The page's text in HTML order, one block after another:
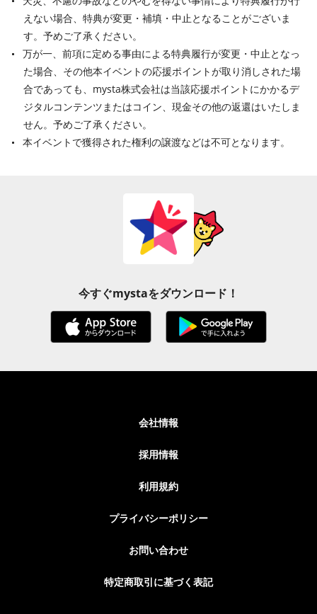
えない場合、特典が変更・補填・中止となることがございま
す。予めご了承ください。
万が一、前項に定める事由による特典履行が変更・中止となっ
た場合、その他本イベントの応援ポイントが取り消しされた場
合であっても、mysta株式会社は当該応援ポイントにかかるデ
ジタルコンテンツまたはコイン、現金その他の返還はいたしま
せん。予めご了承ください。
本イベントで獲得された権利の譲渡などは不可となります。
今すぐmystaをダウンロード！
会社情報
採用情報
利用規約
プライバシーポリシー
お問い合わせ
特定商取引に基づく表記